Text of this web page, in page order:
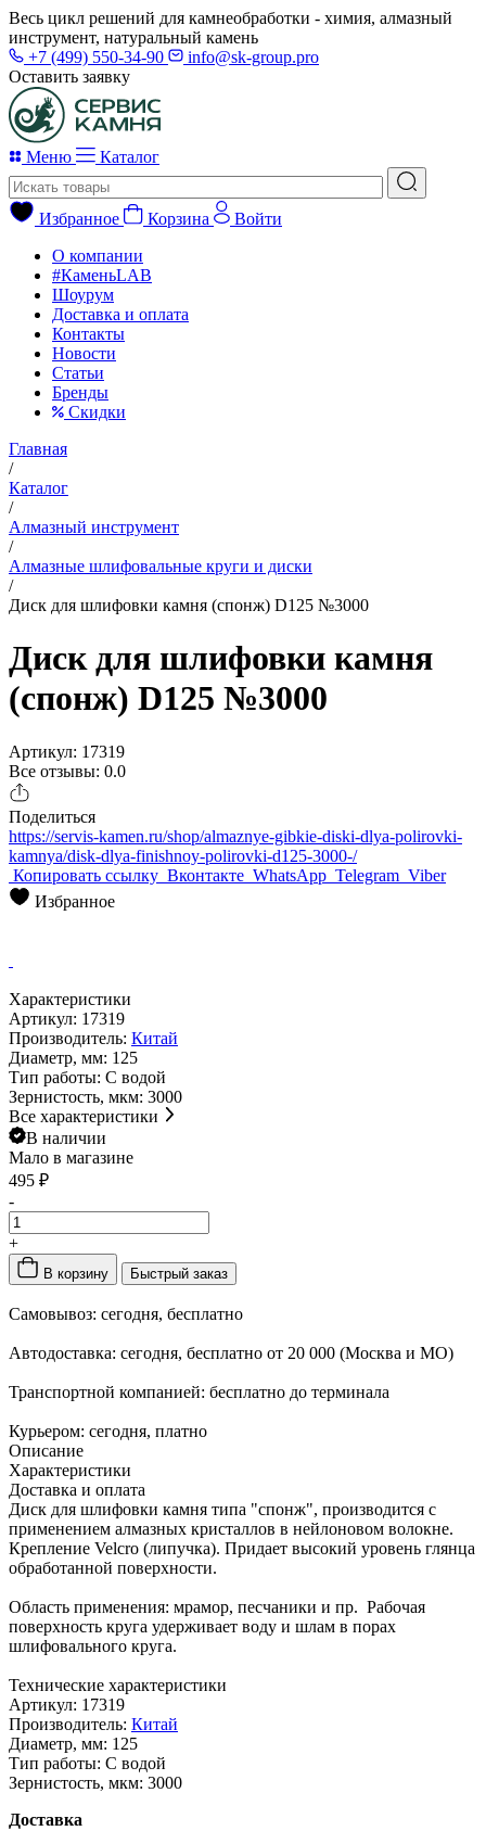
Весь цикл решений для камнеобработки - химия, алмазный
инструмент, натуральный камень
+7 (499) 550-34-90
info@sk-group.pro
Оставить заявку
Меню Каталог
Избранное Корзина
Войти
О компании
#КаменьLAB
Шоурум
Доставка и оплата
Контакты
Новости
Статьи
Бренды
Скидки
Главная
/
Каталог
/
Алмазный инструмент
/
Алмазные шлифовальные круги и диски
/
Диск для шлифовки камня (спонж) D125 №3000
Диск для шлифовки камня
(спонж) D125 №3000
Артикул: 17319
Все отзывы: 0.0
Поделиться
https://servis-kamen.ru/shop/almaznye-gibkie-diski-dlya-polirovki-
kamnya/disk-dlya-finishnoy-polirovki-d125-3000-/
Копировать ссылку Вконтакте WhatsApp Telegram Viber
Избранное
Характеристики
Артикул: 17319
Производитель: Китай
Диаметр, мм: 125
Тип работы: С водой
Зернистость, мкм: 3000
Все характеристики
В наличии
Мало в магазине
495 ₽
-
+
В корзину Быстрый заказ
Самовывоз: сегодня, бесплатно
Автодоставка: сегодня, бесплатно от 20 000 (Москва и МО)
Транспортной компанией: бесплатно до терминала
Курьером: сегодня, платно
Описание
Характеристики
Доставка и оплата
Диск для шлифовки камня типа "спонж", производится с
применением алмазных кристаллов в нейлоновом волокне.
Крепление Velcro (липучка). Придает высокий уровень глянца
обработанной поверхности.
Область применения: мрамор, песчаники и пр. Рабочая
поверхность круга удерживает воду и шлам в порах
шлифовального круга.
Технические характеристики
Артикул: 17319
Производитель: Китай
Диаметр, мм: 125
Тип работы: С водой
Зернистость, мкм: 3000
Доставка